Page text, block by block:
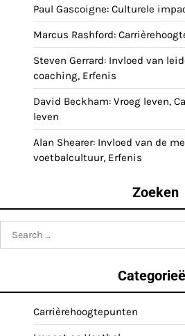
Paul Gascoigne: Culturele
Marcus Rashford:
Steven Gerrard: Invloed van
coaching, Erfenis
David Beckham: Vroeg leven,
leven
Alan Shearer: Invloed van de
voetbalcultuur, Erfenis
Zoeken
for:
Carrièrehoogtepunten